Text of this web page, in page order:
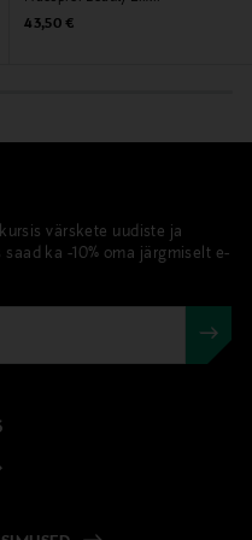
Original Price
43,50 €
värskete uudiste ja
ka -10% oma järgmiselt e-